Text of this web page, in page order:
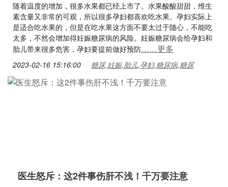
随着温度的增加，很多水果都已经上市了。水果酸酸甜甜，维生
素含量又非常的可观，所以很多孕妇都喜欢吃水果。孕妇实际上
是适合吃水果的，但是在吃水果这方面不要太过于随心，不能吃
太多，不然会增加得妊娠糖尿病的风险。妊娠糖尿病会给孕妇和
胎儿带来很多危害，孕妇要提前做好预防……更多
2023-02-16 15:16:00 糖尿,妊娠,胎儿,孕妇,糖尿病,糖尿
医生怒斥：这2件事伤肝不浅！千万要注意